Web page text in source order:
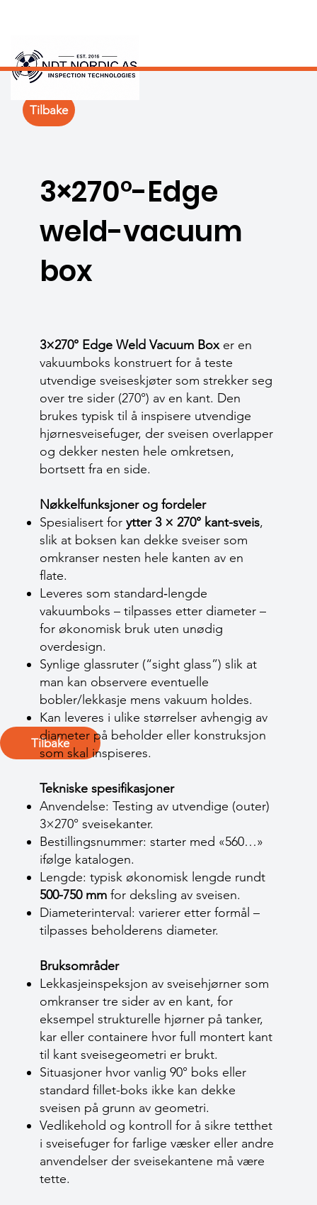
Tilbake
3×270°-Edge
weld-vacuum
box
3×270° Edge Weld Vacuum Boxer en
vakuumboks konstruert for å teste
utvendige sveiseskjøter som strekker seg
over tre sider (270°) av en kant. Den
brukes typisk til å inspisere utvendige
hjørnesveisefuger, der sveisen overlapper
og dekker nesten hele omkretsen,
bortsett fra en side.
Nøkkelfunksjoner og fordeler
Spesialisert for ytter 3 × 270° kant-sveis,
slik at boksen kan dekke sveiser som
omkranser nesten hele kanten av en
flate.
Leveres som standard‐lengde
vakuumboks – tilpasses etter diameter –
for økonomisk bruk uten unødig
overdesign.
Synlige glassruter (“sight glass”) slik at
man kan observere eventuelle
bobler/lekkasje mens vakuum holdes.
Kan leveres i ulike størrelser avhengig av
diameter på beholder eller konstruksjon
som skal inspiseres.
Tekniske spesifikasjoner
Anvendelse: Testing av utvendige (outer)
3×270° sveisekanter.
Bestillingsnummer: starter med «560…»
ifølge katalogen.
Lengde: typisk økonomisk lengde rundt
500-750 mm for deksling av sveisen.
Diameterinterval: varierer etter formål –
tilpasses beholderens diameter.
Bruksområder
Lekkasjeinspeksjon av sveisehjørner som
omkranser tre sider av en kant, for
eksempel strukturelle hjørner på tanker,
kar eller containere hvor full montert kant
til kant sveisegeometri er brukt.
Situasjoner hvor vanlig 90° boks eller
standard fillet-boks ikke kan dekke
sveisen på grunn av geometri.
Vedlikehold og kontroll for å sikre tetthet
i sveisefuger for farlige væsker eller andre
anvendelser der sveisekantene må være
tette.
Tilbake